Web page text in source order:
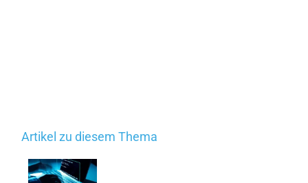
Artikel zu diesem Thema